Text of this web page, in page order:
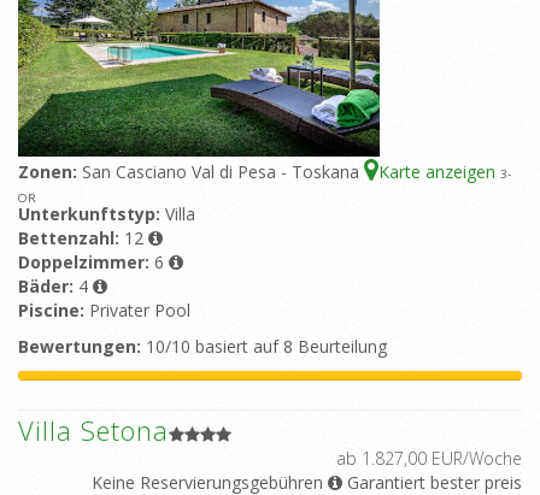
Zonen: San Casciano Val di Pesa - Toskana Karte anzeigen 3-
OR
Unterkunftstyp: Villa
Bettenzahl: 12
Doppelzimmer: 6
Bäder: 4
Piscine: Privater Pool
Bewertungen: 10/10 basiert auf 8 Beurteilung
Villa Setona
ab 1.827,00 EUR/Woche
Keine Reservierungsgebühren
Garantiert bester preis